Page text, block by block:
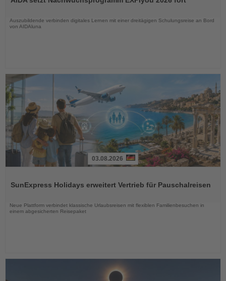
die
Auszubildende verbinden digitales Lernen mit einer dreitägigen Schulungsreise an Bord
von AIDAluna
die
03.08.2026
SunExpress Holidays erweitert Vertrieb für Pauschalreisen
Neue Plattform verbindet klassische Urlaubsreisen mit flexiblen Familienbesuchen in
einem abgesicherten Reisepaket